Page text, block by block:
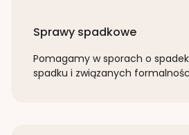
Sprawy spadkowe
Pomagamy w sporach o
spadku i związanych